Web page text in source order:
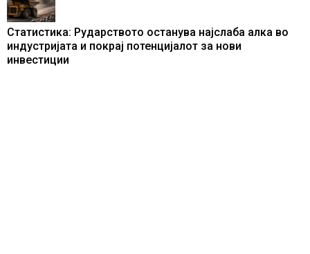
Статистика: Рударството останува најслаба алка во
индустријата и покрај потенцијалот за нови
инвестиции